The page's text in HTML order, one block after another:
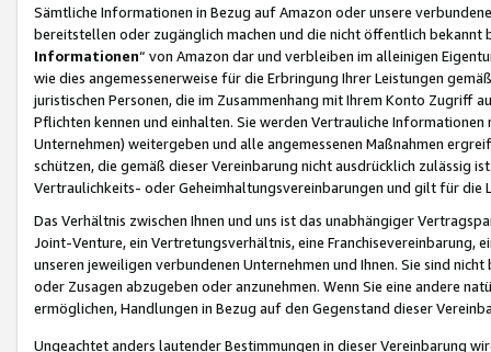
Sämtliche Informationen in Bezug auf Amazon oder unsere
bereitstellen oder zugänglich machen und die nicht öffentlich
Informationen“ von Amazon dar und verbleiben im alleinigen
wie dies angemessenerweise für die Erbringung Ihrer Leistungen
juristischen Personen, die im Zusammenhang mit Ihrem Konto
Pflichten kennen und einhalten. Sie werden Vertrauliche
Unternehmen) weitergeben und alle angemessenen Maßnahmen
schützen, die gemäß dieser Vereinbarung nicht ausdrücklich zulässig
Vertraulichkeits- oder Geheimhaltungsvereinbarungen und gilt für die
Das Verhältnis zwischen Ihnen und uns ist das unabhängiger
Joint-Venture, ein Vertretungsverhältnis, eine Franchisevereinbarung,
unseren jeweiligen verbundenen Unternehmen und Ihnen. Sie sind
oder Zusagen abzugeben oder anzunehmen. Wenn Sie eine andere
ermöglichen, Handlungen in Bezug auf den Gegenstand dieser
Ungeachtet anders lautender Bestimmungen in dieser Vereinbarung